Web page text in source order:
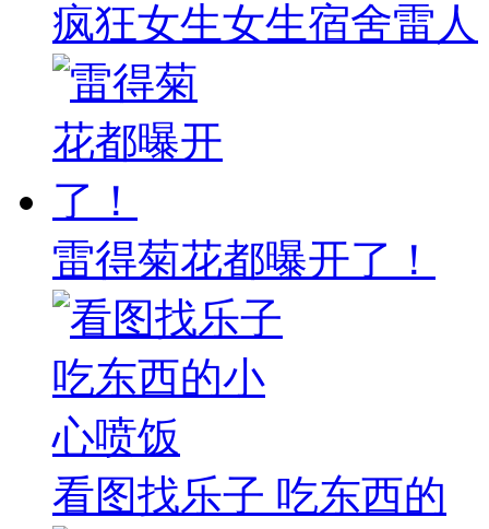
疯狂女生女生宿舍雷人
雷得菊花都曝开了！
看图找乐子 吃东西的